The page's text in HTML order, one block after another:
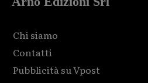
Chi siamo
Contatti
Pubblicità su Vpost